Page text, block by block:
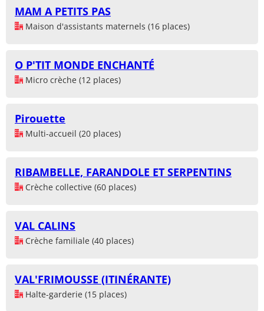
MAM A PETITS PAS
Maison d'assistants maternels (16 places)
O P'TIT MONDE ENCHANTÉ
Micro crèche (12 places)
Pirouette
Multi-accueil (20 places)
RIBAMBELLE, FARANDOLE ET SERPENTINS
Crèche collective (60 places)
VAL CALINS
Crèche familiale (40 places)
VAL'FRIMOUSSE (ITINÉRANTE)
Halte-garderie (15 places)